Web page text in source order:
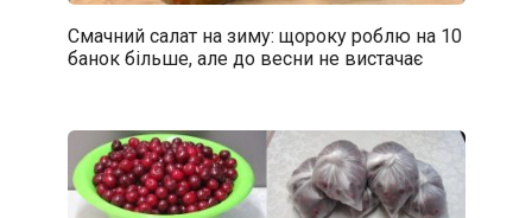
Смачний салат на зиму: щороку роблю на 10
банок більше, але до весни не вистачає